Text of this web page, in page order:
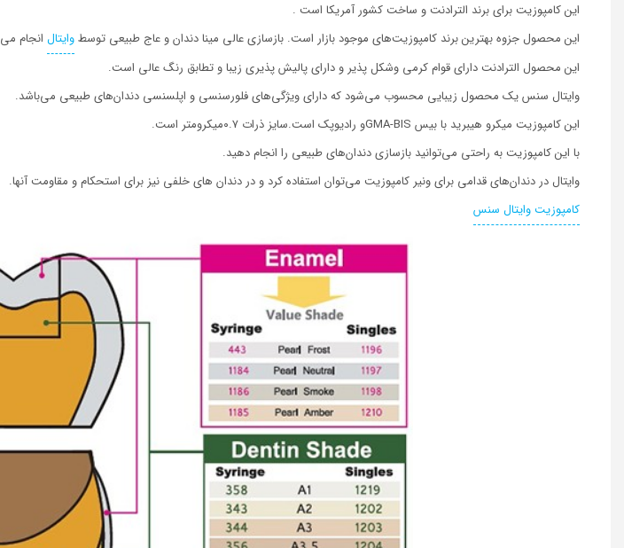
این کامپوزیت برای برند الترادنت و ساخت کشور آمریکا است .
این محصول جزوه بهترین برند کامپوزیت‌های موجود بازار است. بازسازی عالی مینا دندان و عاج طبیعی توسطوایتال انجام
این محصول الترادنت دارای قوام کرمی وشکل پذیر و دارای پالیش پذیری زیبا و تطابق رنگ عالی است.
وایتال سنس یک محصول زیبایی محسوب می‌شود که دارای ویژگی‌های فلورسنسی و اپلسنسی دندان‌های طبیعی می‌باشد.
این کامپوزیت میکرو هیبرید با بیس GMA-BISو رادیوپک است.سایز ذرات ۰.۷میکرومتر است.
با این کامپوزیت به راحتی می‌توانید بازسازی دندان‌های طبیعی را انجام دهید.
وایتال در دندان‌های قدامی برای ونیر کامپوزیت می‌توان استفاده کرد و در دندان های خلفی نیز برای استحکام و مقاومت آنها.
کامپوزیت وایتال سنس